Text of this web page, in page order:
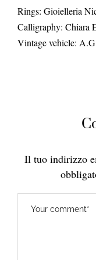
Rings: Gioielleria
Calligraphy: Chiara
Vintage vehicle:
Il tuo indirizzo